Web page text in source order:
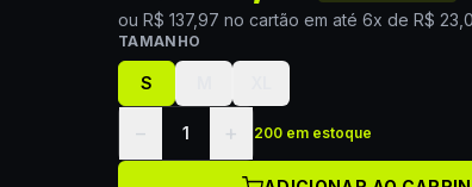
ou R$ 137,97 no cartão em até 6x de R$
TAMANHO
S
− 1 + 200 em estoque